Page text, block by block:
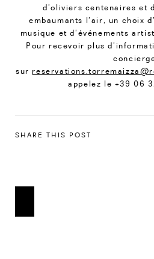
d’oliviers centenaires et
embaumants l’air, un choix
musique et d’événements
Pour recevoir plus
sur
appelez le +39 06
SHARE THIS POST